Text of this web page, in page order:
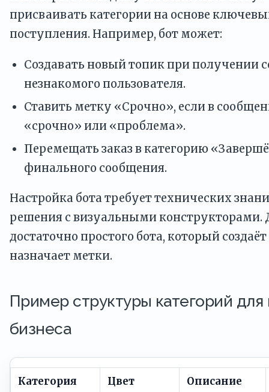
присваивать категории на основе
поступления. Например, бот может:
Создавать новый топик при получении
незнакомого пользователя.
Ставить метку «Срочно», если в
«срочно» или «проблема».
Перемещать заказ в категорию
финального сообщения.
Настройка бота требует технических
решения с визуальными конструкторами.
достаточно простого бота, который
назначает метки.
Пример структуры категорий для
бизнеса
Категория
Цвет
Описание